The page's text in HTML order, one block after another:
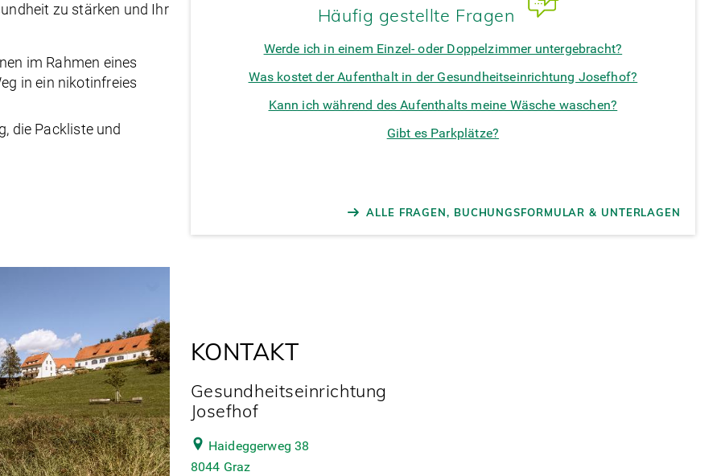
zu stärken und Ihr
im Rahmen eines
in ein nikotinfreies
die Packliste und
Häufig gestellte Fragen
Werde ich in einem Einzel- oder Doppelzimmer untergebracht?
Was kostet der Aufenthalt in der Gesundheitseinrichtung Josefhof?
Kann ich während des Aufenthalts meine Wäsche waschen?
Gibt es Parkplätze?
ALLE FRAGEN, BUCHUNGSFORMULAR & UNTERLAGEN
KONTAKT
Gesundheitseinrichtung
Josefhof
Haideggerweg 38
8044 Graz